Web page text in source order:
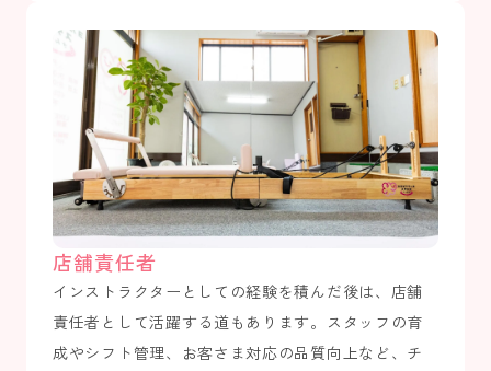
店舗責任者
インストラクターとしての経験を積んだ後は、店舗
責任者として活躍する道もあります。スタッフの育
成やシフト管理、お客さま対応の品質向上など、チ